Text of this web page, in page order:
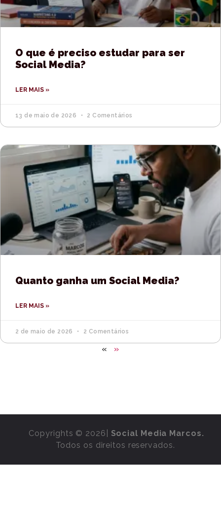
O que é preciso estudar para ser
Social Media?
LER MAIS »
13 de maio de 2026 2 Comentários
Quanto ganha um Social Media?
LER MAIS »
2 de maio de 2026 2 Comentários
« »
Copyrights © 2026| Social Media Marcos.
Todos os direitos reservados.